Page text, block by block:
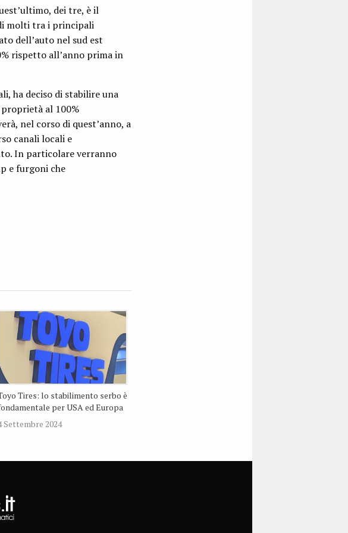
dei tre, è il
molti tra i principali
dell’auto nel sud est
rispetto all’anno prima in
ha deciso di stabilire una
al 100%
nel corso di quest’anno, a
canali locali e
In particolare verranno
e furgoni che
Tires: lo stabilimento serbo è
per USA ed Europa
Settembre 2024